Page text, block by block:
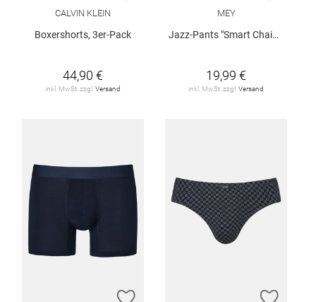
CALVIN KLEIN
Boxershorts, 3er-Pack
44,90 €
inkl. MwSt. zzgl. Versand
MEY
Jazz-Pants "Smart Chains"
19,99 €
inkl. MwSt. zzgl. Versand
ZUR WUNSCHLISTE HINZUFÜGEN
ZUR